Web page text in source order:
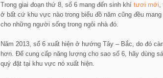
Trong giai đoạn thứ 8, số 6 mang đến sinh khí tươi mới
ở bất cứ khu vực nào trong biểu đồ năm cũng đều
cho những người sống trong ngôi nhà đó.
Năm 2013, số 6 xuất hiện ở hướng Tây – Bắc, do đó
hơn. Để cung cấp năng lượng cho sao số 6, hãy dùng
quý đặt tại khu vực nó xuất hiện.